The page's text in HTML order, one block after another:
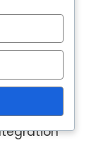
können
Weise
für